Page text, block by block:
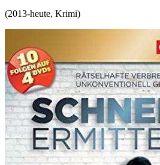
(2013-heute, Krimi)